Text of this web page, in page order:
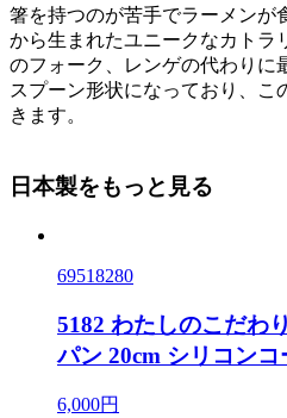
箸を持つのが苦手でラーメンが
から生まれたユニークなカトラ
のフォーク、レンゲの代わりに
スプーン形状になっており、こ
きます。
日本製をもっと見る
69518280
5182 わたしのこだわ
パン 20cm シリコン
6,000円